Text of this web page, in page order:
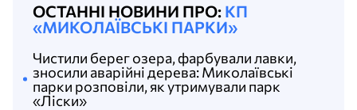
ОСТАННІ НОВИНИ ПРО: КП
«МИКОЛАЇВСЬКІ ПАРКИ»
Чистили берег озера, фарбували лавки,
зносили аварійні дерева: Миколаївські
парки розповіли, як утримували парк
«Ліски»